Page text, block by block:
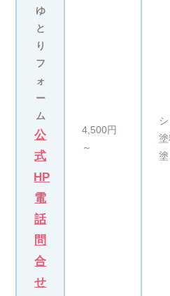
ゆ
と
り
フ
ォ
ー
ム
公
式
HP
電
話
問
合
せ
4,500円
～
塗